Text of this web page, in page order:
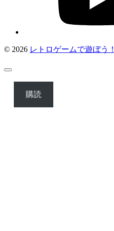
© 2026 レトロゲームで遊ぼう！
購読